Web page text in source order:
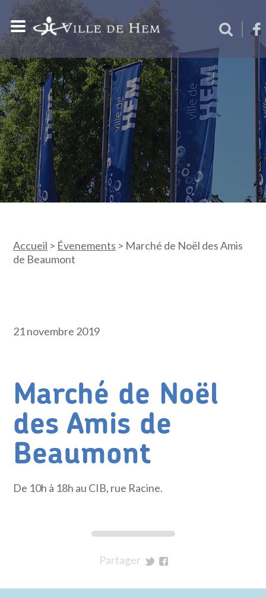
Accueil > Évenements > Marché de Noël des Amis
de Beaumont
21 novembre 2019
Marché de Noël
des Amis de
Beaumont
De 10h à 18h au CIB, rue Racine.
Partager
Twitter
Facebook